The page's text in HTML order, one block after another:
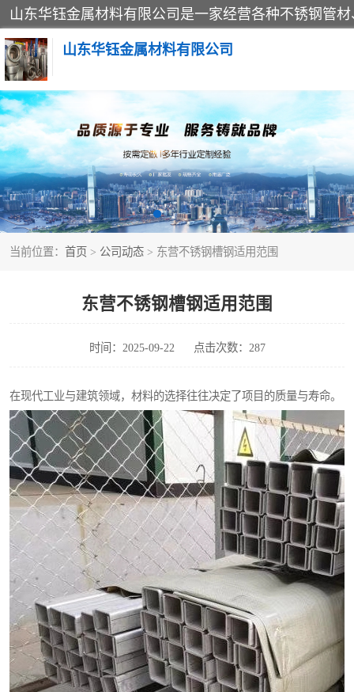
山东华钰金属材料有限公司
当前位置： 首页 > 公司动态 > 东营不锈钢槽钢适用范围
东营不锈钢槽钢适用范围
时间：2025-09-22 点击次数：287
在现代工业与建筑领域，材料的选择往往决定了项目的质量与寿命。
不锈钢管
管件标准件
不锈钢人孔
不锈钢角钢
不锈钢扁钢